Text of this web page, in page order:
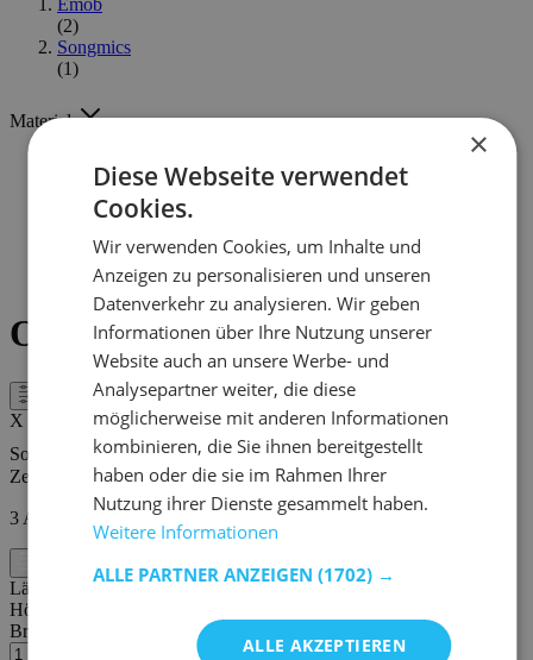
Emob
(2)
Songmics
(1)
Material
Melamin
Spanplatte
Stahl
Offene Schränke - Anthrazit
X
Sortieren nach
Zeigen
3 Artikel
Länge:
120 cm
Höhe:
Breite/Tiefe:
×
Diese Webseite verwendet
Cookies.
Wir verwenden Cookies, um Inhalte und
Anzeigen zu personalisieren und unseren
Datenverkehr zu analysieren. Wir geben
Informationen über Ihre Nutzung unserer
Website auch an unsere Werbe- und
Analysepartner weiter, die diese
möglicherweise mit anderen Informationen
kombinieren, die Sie ihnen bereitgestellt
haben oder die sie im Rahmen Ihrer
Nutzung ihrer Dienste gesammelt haben.
Weitere Informationen
ALLE PARTNER ANZEIGEN (1702) →
ALLE AKZEPTIEREN